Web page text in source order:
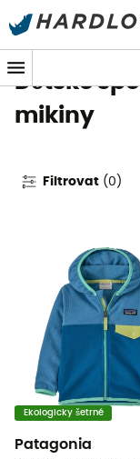
Letní akce 🔥 -5
Dětské
mikiny
Filtrovat (0 )
Ekologicky šetrné
Patagonia